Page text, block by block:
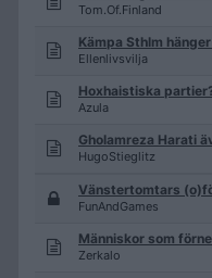
Tom.Of.Finland
Kämpa Sthlm
Ellenlivsvilja
Hoxhaistiska
Azula
Gholamreza Harati
HugoStieglitz
Vänstertomtars
FunAndGames
Människor som
Zerkalo